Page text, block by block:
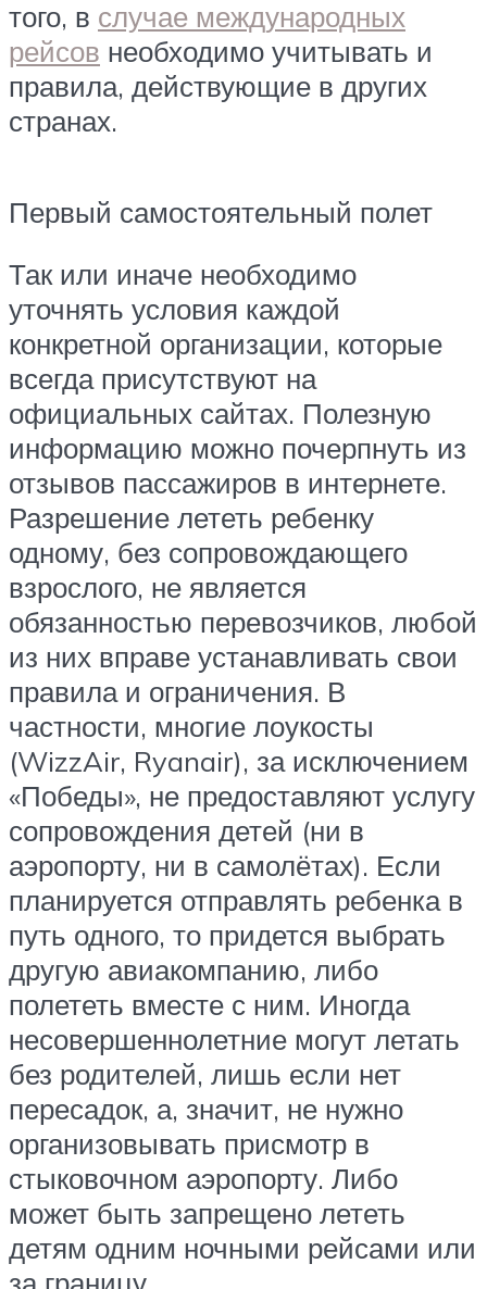
того, в случае международных
рейсов необходимо учитывать и
правила, действующие в других
странах.
Первый самостоятельный полет
Так или иначе необходимо
уточнять условия каждой
конкретной организации, которые
всегда присутствуют на
официальных сайтах. Полезную
информацию можно почерпнуть из
отзывов пассажиров в интернете.
Разрешение лететь ребенку
одному, без сопровождающего
взрослого, не является
обязанностью перевозчиков, любой
из них вправе устанавливать свои
правила и ограничения. В
частности, многие лоукосты
(WizzAir, Ryanair), за исключением
«Победы», не предоставляют услугу
сопровождения детей (ни в
аэропорту, ни в самолётах). Если
планируется отправлять ребенка в
путь одного, то придется выбрать
другую авиакомпанию, либо
полететь вместе с ним. Иногда
несовершеннолетние могут летать
без родителей, лишь если нет
пересадок, а, значит, не нужно
организовывать присмотр в
стыковочном аэропорту. Либо
может быть запрещено лететь
детям одним ночными рейсами или